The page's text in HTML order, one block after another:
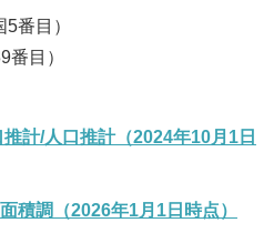
番目）
番目）
計/人口推計（2024年10月1日
積調（2026年1月1日時点）